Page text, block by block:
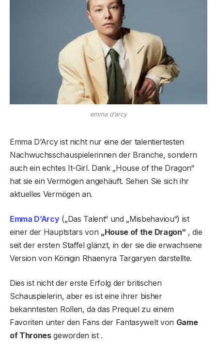
emma d’arcy
Emma D’Arcy ist nicht nur eine der talentiertesten
Nachwuchsschauspielerinnen der Branche, sondern
auch ein echtes It-Girl. Dank „House of the Dragon“
hat sie ein Vermögen angehäuft. Sehen Sie sich ihr
aktuelles Vermögen an.
Emma D’Arcy(„Das Talent“ und „Misbehaviou“) ist
einer der Hauptstars von „House of the Dragon“ , die
seit der ersten Staffel glänzt, in der sie die erwachsene
Version von Königin Rhaenyra Targaryen darstellte.
Dies ist nicht der erste Erfolg der britischen
Schauspielerin, aber es ist eine ihrer bisher
bekanntesten Rollen, da das Prequel zu einem
Favoriten unter den Fans der Fantasywelt von Game
of Thronesgeworden ist .